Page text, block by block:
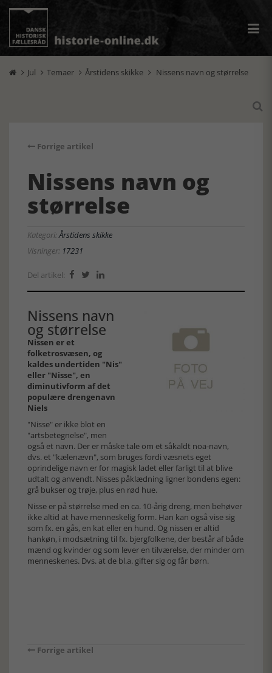
 Jul  Temaer  Årstidens skikke  Nissens navn og størrelse

Forrige artikel
Nissens navn og
størrelse
Kategori:Årstidens skikke
Visninger: 17231
Del artikel:   
Nissens navn
og størrelse
Nissen er et
folketrosvæsen, og
kaldes undertiden "Nis"
eller "Nisse", en
diminutivform af det
populære drengenavn
Niels
"Nisse" er ikke blot en
"artsbetegnelse", men
også et navn. Der er måske tale om et såkaldt noa-navn,
dvs. et "kælenævn", som bruges fordi væsnets eget
oprindelige navn er for magisk ladet eller farligt til at blive
udtalt og anvendt. Nisses påklædning ligner bondens egen:
grå bukser og trøje, plus en rød hue.
Nisse er på størrelse med en ca. 10-årig dreng, men behøver
ikke altid at have menneskelig form. Han kan også vise sig
som fx. en gås, en kat eller en hund. Og nissen er altid
hankøn, i modsætning til fx. bjergfolkene, der består af både
mænd og kvinder og som lever en tilværelse, der minder om
menneskenes. Dvs. at de bl.a. gifter sig og får børn.
Forrige artikel